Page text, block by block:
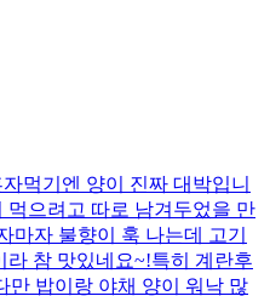
먹기엔 양이 진짜 대박입니
먹으려고 따로 남겨두었을 만
마자 불향이 훅 나는데 고기
참 맛있네요~!특히 계란후
만 밥이랑 야채 양이 워낙 많